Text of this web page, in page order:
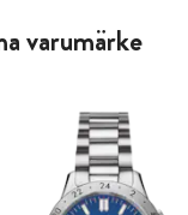
varumärke